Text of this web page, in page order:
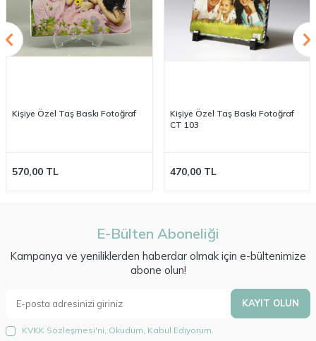
Kişiye Özel Taş Baskı Fotoğraf
570,00 TL
Kişiye Özel Taş Baskı Fotoğraf
CT 103
470,00TL
E-Bülten Aboneliği
Kampanya ve yeniliklerden haberdar olmak için e-bültenimize
abone olun!
KAYIT OLUN
KVKK Sözleşmesi'ni , Okudum, Kabul Ediyorum.